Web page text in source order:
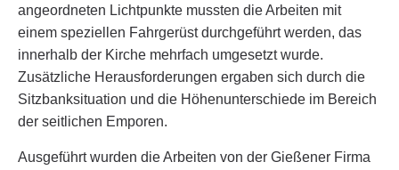
angeordneten Lichtpunkte mussten die Arbeiten mit
einem speziellen Fahrgerüst durchgeführt werden, das
innerhalb der Kirche mehrfach umgesetzt wurde.
Zusätzliche Herausforderungen ergaben sich durch die
Sitzbanksituation und die Höhenunterschiede im Bereich
der seitlichen Emporen.
Ausgeführt wurden die Arbeiten von der Gießener Firma